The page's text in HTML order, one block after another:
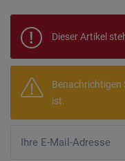
Dieser Artikel
Benachrichtigen
ist.